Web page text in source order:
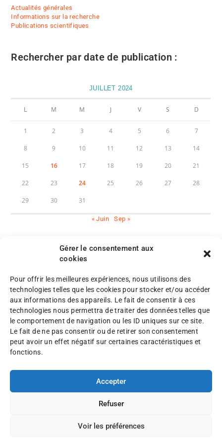
Gérer le consentement aux
cookies
Pour offrir les meilleures expériences, nous utilisons des
technologies telles que les cookies pour stocker et/ou accéder
aux informations des appareils. Le fait de consentir à ces
technologies nous permettra de traiter des données telles que
le comportement de navigation ou les ID uniques sur ce site.
Le fait de ne pas consentir ou de retirer son consentement
peut avoir un effet négatif sur certaines caractéristiques et
fonctions.
Accepter
Refuser
Voir les préférences
Actualités générales
Informations sur la recherche
Publications scientifiques
Rechercher par date de publication :
JUILLET 2024
L M M J V S D
1 2 3 4 5 6 7
8 9 10 11 12 13 14
15 16 17 18 19 20 21
22 23 24 25 26 27 28
29 30 31
« Juin Sep »
©
A
F
A
F
M
e
n
t
i
o
n
s
P
l
a
n
d
s
t